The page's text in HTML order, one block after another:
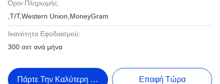
Όροι Πληρωμής:
,Τ/Τ,Western Union,MoneyGram
Ικανότητα Εφοδιασμού:
300 σετ ανά μήνα
Πάρτε Την Καλύτερη Τιμή Επαφή Τώρα